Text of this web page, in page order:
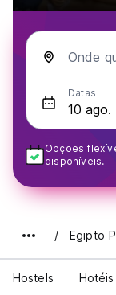
Onde
Datas
Opções
disponíveis.
Egipto
Hostels Hotéis